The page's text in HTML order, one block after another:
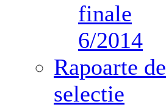
finale
6/2014
Rapoarte de
selectie